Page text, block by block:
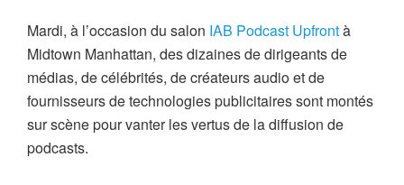
Mardi, à l’occasion du salon IAB Podcast Upfrontà
Midtown Manhattan, des dizaines de dirigeants de
médias, de célébrités, de créateurs audio et de
fournisseurs de technologies publicitaires sont montés
sur scène pour vanter les vertus de la diffusion de
podcasts.